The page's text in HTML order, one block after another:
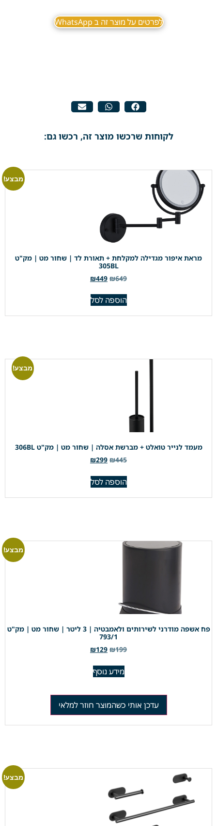
לפרטים על מוצר זה ב WhatsApp
לקוחות שרכשו מוצר זה, רכשו גם:
מבצע!
מראת איפור מגדילה למקלחת + תאורת לד | שחור מט | מק"ט
305BL
₪649
₪449
הוספה לסל
מבצע!
מעמד לנייר טואלט + מברשת אסלה | שחור מט | מק"ט 306BL
₪445
₪299
הוספה לסל
מבצע!
פח אשפה מודרני לשירותים ולאמבטיה | 3 ליטר | שחור מט | מק"ט
793/1
₪199
₪129
מידע נוסף
עדכן אותי כשהמוצר חוזר למלאי
מבצע!